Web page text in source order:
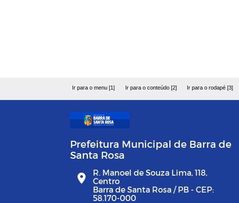
Ir para o menu [1] Ir para o conteúdo [2] Ir para o rodapé [3]
Prefeitura Municipal de Barra de
Santa Rosa
R. Manoel de Souza Lima, 118,
Centro
Barra de Santa Rosa / PB - CEP:
58.170-000